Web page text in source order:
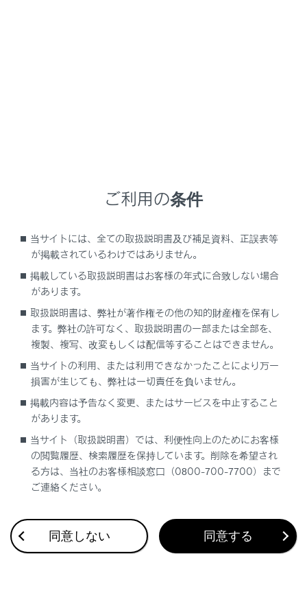
地図更新画面の使い方
通信による更新
USB メモリー（パソコン）で更新する
合わせて見られているページ
目的地検索画面の見方
VICSについて
マップオンデマンドとは
このページは役に立ちましたか？
ご利用の条件
当サイトには、全ての取扱説明書及び補足資料、正誤表等
が掲載されているわけではありません。
掲載している取扱説明書はお客様の年式に合致しない場合
があります。
取扱説明書は、弊社が著作権その他の知的財産権を保有し
ます。弊社の許可なく、取扱説明書の一部または全部を、
複製、複写、改変もしくは配信等することはできません。
当サイトの利用、または利用できなかったことにより万一
損害が生じても、弊社は一切責任を負いません。
掲載内容は予告なく変更、またはサービスを中止すること
があります。
当サイト（取扱説明書）では、利便性向上のためにお客様
の閲覧履歴、検索履歴を保持しています。削除を希望され
る方は、当社のお客様相談窓口（0800-700-7700）まで
ご連絡ください。
同意しない 同意する